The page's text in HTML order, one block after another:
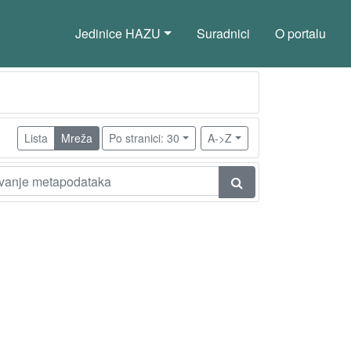
Jedinice HAZU Suradnici O portalu
Lista Mreža Po stranici: 30 A->Z